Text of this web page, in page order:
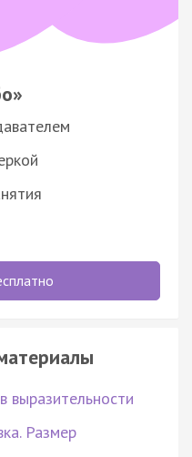
выразительности
Размер